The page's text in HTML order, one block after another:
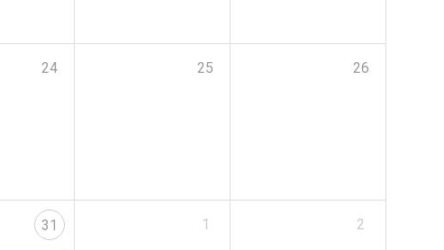
24 25 26
31 1 2